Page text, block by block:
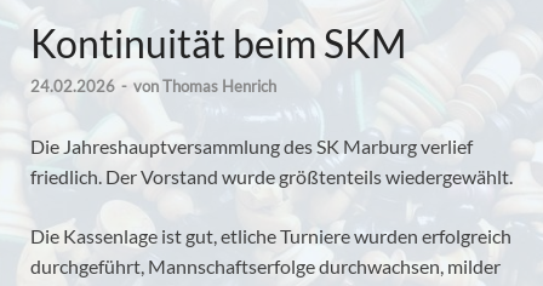
Kontinuität beim SKM
24.02.2026 - vonThomas Henrich
Die Jahreshauptversammlung des SK Marburg verlief
friedlich. Der Vorstand wurde größtenteils wiedergewählt.
Die Kassenlage ist gut, etliche Turniere wurden erfolgreich
durchgeführt, Mannschaftserfolge durchwachsen, milder